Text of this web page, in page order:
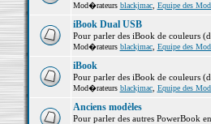
Mod�rateurs blackjmac, Equipe des
iBook Dual USB
Pour parler des iBook de couleurs
Mod�rateurs blackjmac, Equipe des
iBook
Pour parler des iBook de couleurs
Mod�rateurs blackjmac, Equipe des
Anciens modèles
Pour parler des autres PowerBook